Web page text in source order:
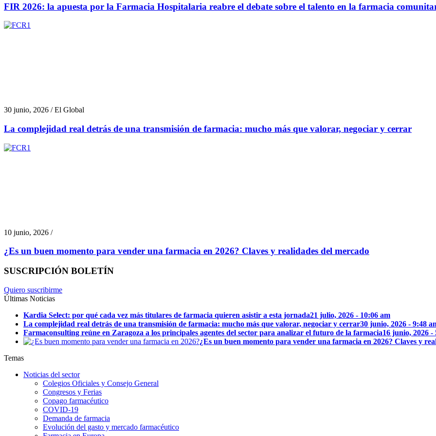
FIR 2026: la apuesta por la Farmacia Hospitalaria reabre el debate sobre el talento en la farmacia
30 junio, 2026 / El Global
La complejidad real detrás de una transmisión de farmacia: mucho más que valorar, negociar y cerrar
10 junio, 2026 /
¿Es un buen momento para vender una farmacia en 2026? Claves y realidades del mercado
SUSCRIPCIÓN BOLETÍN
Quiero suscribirme
Últimas Noticias
Kardia Select: por qué cada vez más titulares de farmacia quieren asistir a esta jornada21 julio, 2026 - 10:06 am
La complejidad real detrás de una transmisión de farmacia: mucho más que valorar, negociar y cerrar30 junio, 2026 - 9:48
Farmaconsulting reúne en Zaragoza a los principales agentes del sector para analizar el futuro de la farmacia16 junio, 2026 -
¿Es un buen momento para vender una farmacia en 2026? Claves y
Temas
Noticias del sector
Colegios Oficiales y Consejo General
Congresos y Ferias
Copago farmacéutico
COVID-19
Demanda de farmacia
Evolución del gasto y mercado farmacéutico